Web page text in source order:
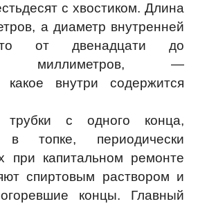
с хвостиком. Длина
а диаметр внутренней
то от двенадцати до
миллиметров, —
какое внутри содержится
с одного конца,
в топке, периодически
при капитальном ремонте
спиртовым раствором и
концы. Главный